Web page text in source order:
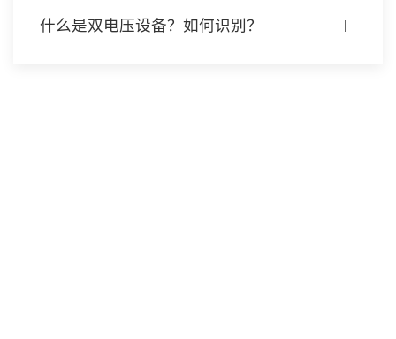
什么是双电压设备？如何识别？